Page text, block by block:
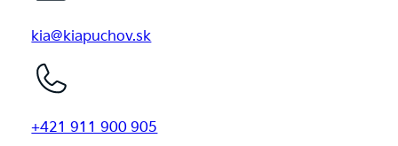
kia@kiapuchov.sk
+421 911 900 905